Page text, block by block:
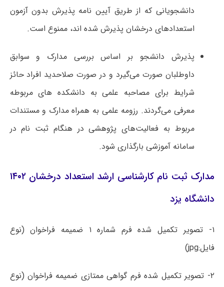
دانشجویانی که از طریق آیین نامه پذیرش بدون آزمون
استعدادهای درخشان پذیرش شده اند، ممنوع است.
پذیرش دانشجو بر اساس بررسی مدارک و سوابق
داوطلبان صورت می‌گیرد و در صورت صلاحدید افراد حائز
شرایط برای مصاحبه علمی به دانشکده های مربوطه
معرفی می‌گردند. رزومه علمی به همراه مدارک و مستندات
مربوط به فعالیت‌های پژوهشی در هنگام ثبت نام در
سامانه آموزشی بارگذاری شود.
مدارک ثبت نام کارشناسی ارشد استعداد درخشان ۱۴۰۲
دانشگاه یزد
۱- تصویر تکمیل شده فرم شماره ۱ ضمیمه فراخوان (نوع
فایل:jpg)
۲- تصویر تکمیل شده فرم گواهی ممتازی ضمیمه فراخوان (نوع